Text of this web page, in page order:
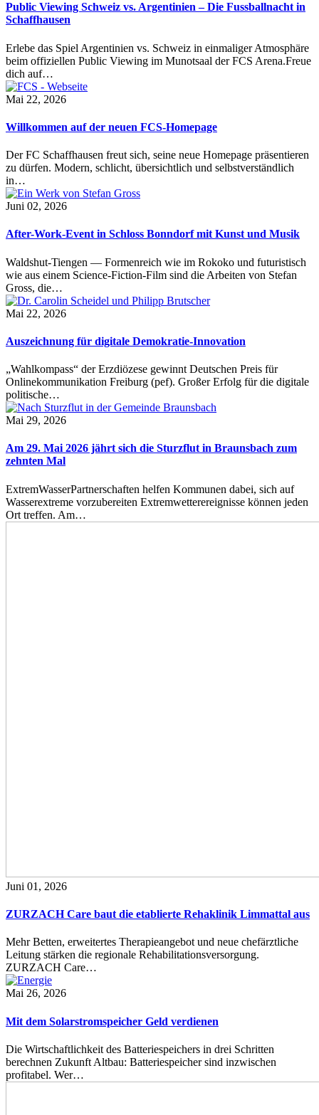
Public Viewing Schweiz vs. Argentinien – Die Fussballnacht in
Schaffhausen
Erlebe das Spiel Argentinien vs. Schweiz in einmaliger Atmosphäre
beim offiziellen Public Viewing im Munotsaal der FCS Arena.Freue
dich auf…
Mai 22, 2026
Willkommen auf der neuen FCS-Homepage
Der FC Schaffhausen freut sich, seine neue Homepage präsentieren
zu dürfen. Modern, schlicht, übersichtlich und selbstverständlich
in…
Juni 02, 2026
After-Work-Event in Schloss Bonndorf mit Kunst und Musik
Waldshut-Tiengen — Formenreich wie im Rokoko und futuristisch
wie aus einem Science-Fiction-Film sind die Arbeiten von Stefan
Gross, die…
Mai 22, 2026
Auszeichnung für digitale Demokratie-Innovation
„Wahlkompass“ der Erzdiözese gewinnt Deutschen Preis für
Onlinekommunikation Freiburg (pef). Großer Erfolg für die digitale
politische…
Mai 29, 2026
Am 29. Mai 2026 jährt sich die Sturzflut in Braunsbach zum
zehnten Mal
ExtremWasserPartnerschaften helfen Kommunen dabei, sich auf
Wasserextreme vorzubereiten Extremwetterereignisse können jeden
Ort treffen. Am…
Juni 01, 2026
ZURZACH Care baut die etablierte Rehaklinik Limmattal aus
Mehr Betten, erweitertes Therapieangebot und neue chefärztliche
Leitung stärken die regionale Rehabilitationsversorgung.
ZURZACH Care…
Mai 26, 2026
Mit dem Solarstromspeicher Geld verdienen
Die Wirtschaftlichkeit des Batteriespeichers in drei Schritten
berechnen Zukunft Altbau: Batteriespeicher sind inzwischen
profitabel. Wer…